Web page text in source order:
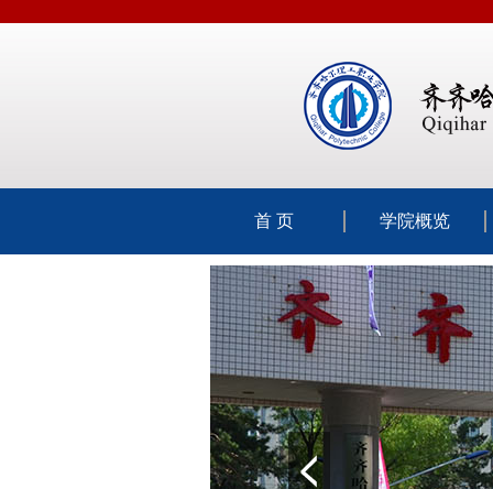
首 页 学院概览